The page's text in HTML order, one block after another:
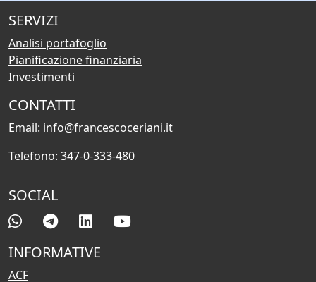
SERVIZI
Analisi portafoglio
Pianificazione finanziaria
Investimenti
CONTATTI
Email: info@francescoceriani.it
Telefono: 347-0-333-480
SOCIAL
INFORMATIVE
ACF